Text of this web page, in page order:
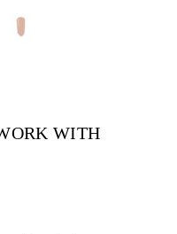
WITH